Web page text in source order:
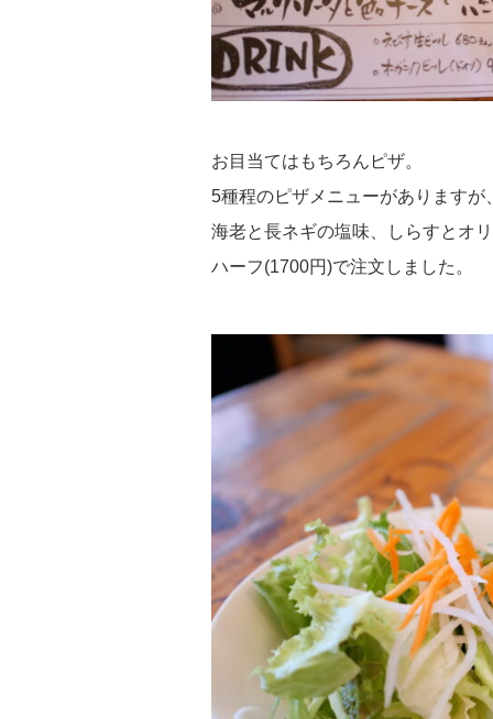
お目当てはもちろんピザ。
5種程のピザメニューがあります
海老と長ネギの塩味、しらすとオ
ハーフ(1700円)で注文しました。